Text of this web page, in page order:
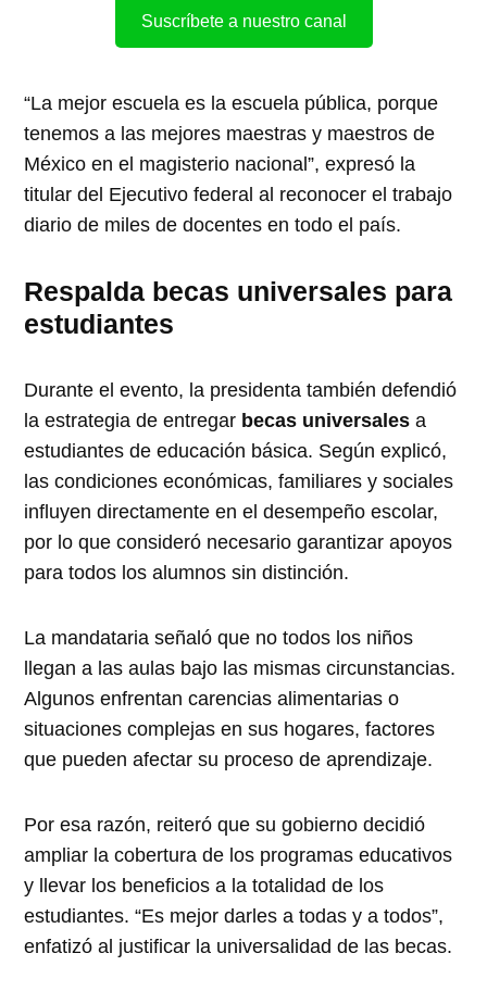
Suscríbete a nuestro canal
“La mejor escuela es la escuela pública, porque
tenemos a las mejores maestras y maestros de
México en el magisterio nacional”, expresó la
titular del Ejecutivo federal al reconocer el trabajo
diario de miles de docentes en todo el país.
Respalda becas universales para
estudiantes
Durante el evento, la presidenta también defendió
la estrategia de entregar becas universales a
estudiantes de educación básica. Según explicó,
las condiciones económicas, familiares y sociales
influyen directamente en el desempeño escolar,
por lo que consideró necesario garantizar apoyos
para todos los alumnos sin distinción.
La mandataria señaló que no todos los niños
llegan a las aulas bajo las mismas circunstancias.
Algunos enfrentan carencias alimentarias o
situaciones complejas en sus hogares, factores
que pueden afectar su proceso de aprendizaje.
Por esa razón, reiteró que su gobierno decidió
ampliar la cobertura de los programas educativos
y llevar los beneficios a la totalidad de los
estudiantes. “Es mejor darles a todas y a todos”,
enfatizó al justificar la universalidad de las becas.